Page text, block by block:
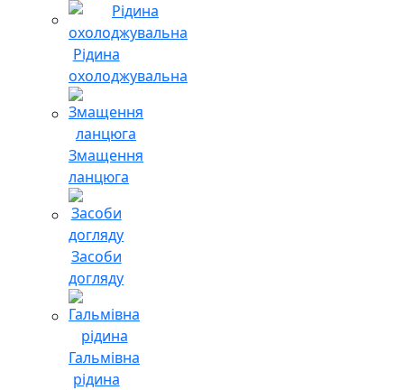
Рідина
охолоджувальна
Змащення
ланцюга
Засоби
догляду
Гальмівна
рідина